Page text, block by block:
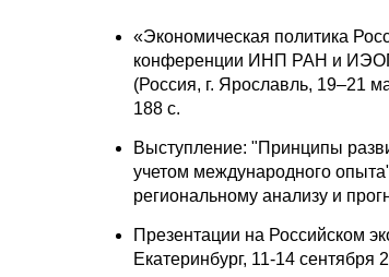
«Экономическая политика
конференции ИНП РАН и
(Россия, г. Ярославль, 19–21
188 с.
Выступление: "Принципы
учетом международного
региональному анализу и
Презентации на Российском
Екатеринбург, 11-14 сентября